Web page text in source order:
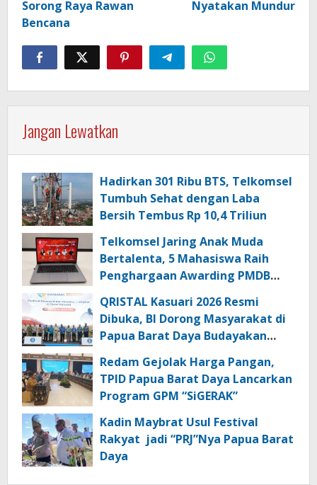
Sorong Raya Rawan
Bencana
Nyatakan Mundur
Jangan Lewatkan
Hadirkan 301 Ribu BTS, Telkomsel
Tumbuh Sehat dengan Laba
Bersih Tembus Rp 10,4 Triliun
Telkomsel Jaring Anak Muda
Bertalenta, 5 Mahasiswa Raih
Penghargaan Awarding PMDB
QRISTAL Kasuari 2026 Resmi
Dibuka, BI Dorong Masyarakat di
Papua Barat Daya Budayakan
Redam Gejolak Harga Pangan,
TPID Papua Barat Daya Lancarkan
Program GPM “SiGERAK”
Kadin Maybrat Usul Festival
Rakyat jadi “PRJ”Nya Papua Barat
Daya